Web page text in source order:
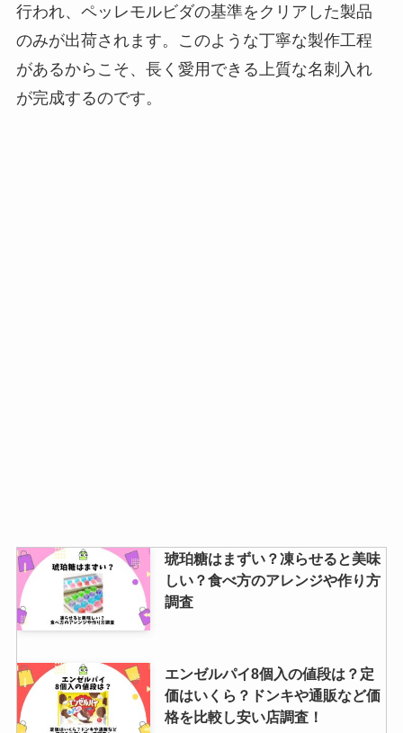
行われ、ペッレモルビダの基準をクリアした製品
のみが出荷されます。このような丁寧な製作工程
があるからこそ、長く愛用できる上質な名刺入れ
が完成するのです。
琥珀糖はまずい？凍らせると美味
しい？食べ方のアレンジや作り方
調査
エンゼルパイ8個入の値段は？定
価はいくら？ドンキや通販など価
格を比較し安い店調査！